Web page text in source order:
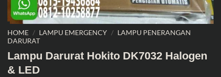
HOME / LAMPU EMERGENCY / LAMPU PENERANGAN
DARURAT
Lampu Darurat Hokito DK7032 Halogen
& LED